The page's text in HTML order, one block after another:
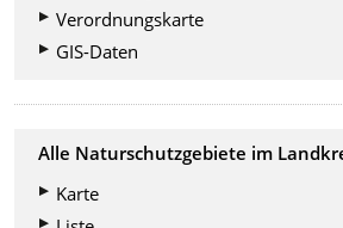
Verordnungskarte
GIS-Daten
Alle Naturschutzgebiete im
Karte